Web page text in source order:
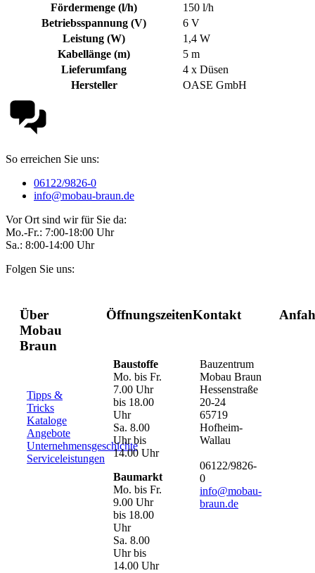
Fördermenge (l/h)
150 l/h
Betriebsspannung (V)
6 V
Leistung (W)
1,4 W
Kabellänge (m)
5 m
Lieferumfang
4 x Düsen
Hersteller
OASE GmbH
So erreichen Sie uns:
06122/9826-0
info@mobau-braun.de
Vor Ort sind wir für Sie da:
Mo.-Fr.: 7:00-18:00 Uhr
Sa.: 8:00-14:00 Uhr
Folgen Sie uns:
Über
Mobau
Braun
Tipps &
Tricks
Kataloge
Angebote
Unternehmensgeschichte
Serviceleistungen
Öffnungszeiten
Baustoffe
Mo. bis Fr.
7.00 Uhr
bis 18.00
Uhr
Sa. 8.00
Uhr bis
14.00 Uhr
Baumarkt
Mo. bis Fr.
9.00 Uhr
bis 18.00
Uhr
Sa. 8.00
Uhr bis
14.00 Uhr
Kontakt
Bauzentrum
Mobau Braun
Hessenstraße
20-24
65719
Hofheim-
Wallau
06122/9826-
0
info@mobau-
braun.de